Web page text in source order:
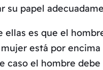
su papel
es que el
está por
el hombre